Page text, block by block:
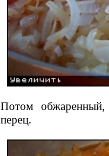
Потом обжаренный,
перец.